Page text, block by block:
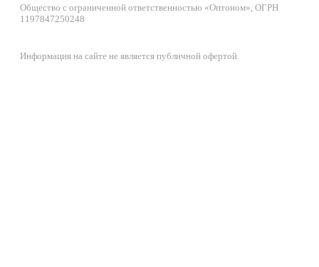
Общество с ограниченной ответственностью «Оптоном», ОГРН
1197847250248
Информация на сайте не является публичной офертой.